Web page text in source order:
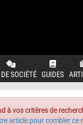
SOCIÉTÉ GUIDES
à vos critères de
article pour combler ce